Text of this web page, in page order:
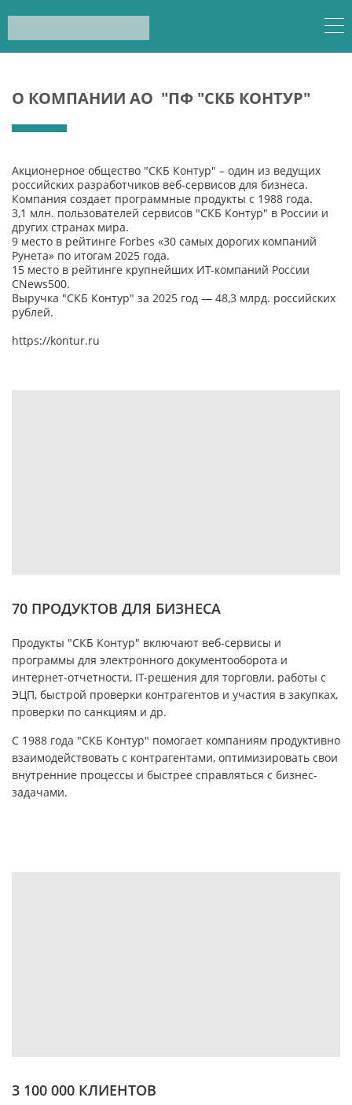
О КОМПАНИИ АО "ПФ "СКБ КОНТУР"
Акционерное общество "СКБ Контур" – один из ведущих
российских разработчиков веб-сервисов для бизнеса.
Компания создает программные продукты с 1988 года.
3,1 млн. пользователей сервисов "СКБ Контур" в России и
других странах мира.
9 место в рейтинге Forbes «30 самых дорогих компаний
Рунета» по итогам 2025 года.
15 место в рейтинге крупнейших ИТ-компаний России
CNews500.
Выручка "СКБ Контур" за 2025 год — 48,3 млрд. российских
рублей.
https://kontur.ru
70 ПРОДУКТОВ ДЛЯ БИЗНЕСА
Продукты "СКБ Контур" включают веб-сервисы и
программы для электронного документооборота и
интернет-отчетности, IT-решения для торговли, работы с
ЭЦП, быстрой проверки контрагентов и участия в закупках,
проверки по санкциям и др.
С 1988 года "СКБ Контур" помогает компаниям продуктивно
взаимодействовать с контрагентами, оптимизировать свои
внутренние процессы и быстрее справляться с бизнес-
задачами.
3 100 000 КЛИЕНТОВ